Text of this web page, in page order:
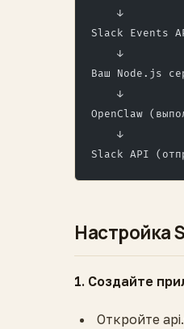
    ↓
Slack Events
    ↓
Ваш Node.js
    ↓
OpenClaw
    ↓
Slack API
Настройка
1. Создайте
Откройте